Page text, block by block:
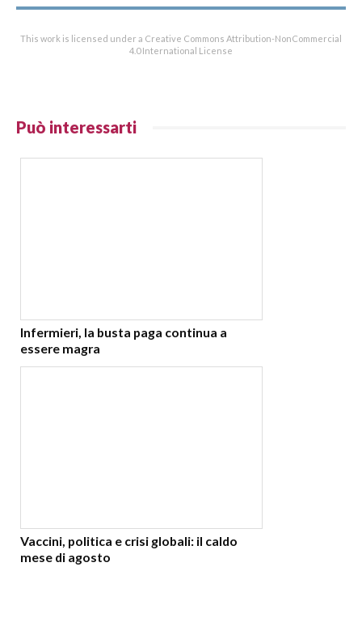
This work is licensed under a Creative Commons Attribution-NonCommercial
4.0 International License
Può interessarti
Infermieri, la busta paga continua a
essere magra
Vaccini, politica e crisi globali: il caldo
mese di agosto